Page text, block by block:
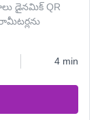
డైనమిక్ QR
4 min